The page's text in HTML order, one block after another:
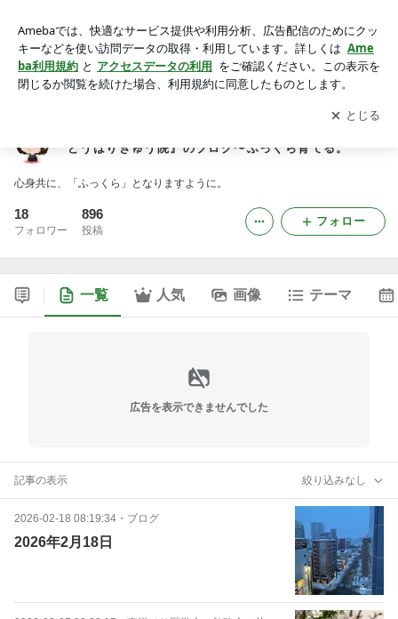
りきゅう院』のブログ〜ふっくら育てる。
アプリをダウンロードして ブログの更新通知
を受け取りまし
ょう。
開く
どうはりきゅう院』のブログ〜ふっくら育てる。
心身共に、「ふっくら」となりますように。
18
フォロワー
896
投稿
フォロー
一覧 人気 画像 テーマ
広告を表示できませんでした
記事の表示 絞り込みなし
2026-02-18 08:19:34 ・ ブログ
2026年2月18日